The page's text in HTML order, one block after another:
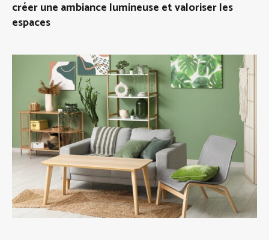
créer une ambiance lumineuse et valoriser les
espaces